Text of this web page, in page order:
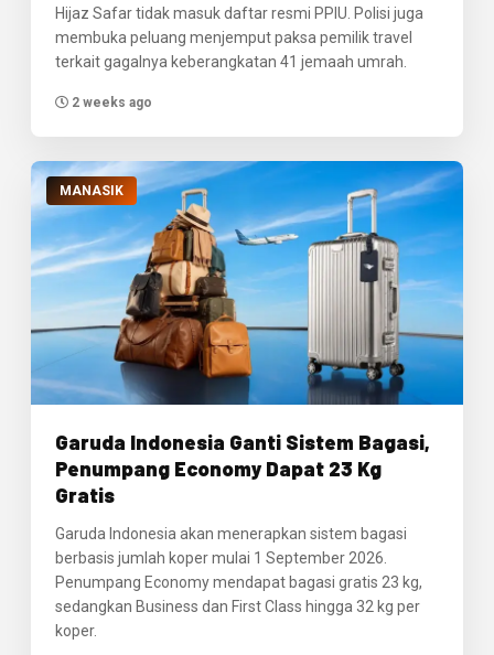
Hijaz Safar tidak masuk daftar resmi PPIU. Polisi juga
membuka peluang menjemput paksa pemilik travel
terkait gagalnya keberangkatan 41 jemaah umrah.
2 weeks ago
MANASIK
Garuda Indonesia Ganti Sistem Bagasi,
Penumpang Economy Dapat 23 Kg
Gratis
Garuda Indonesia akan menerapkan sistem bagasi
berbasis jumlah koper mulai 1 September 2026.
Penumpang Economy mendapat bagasi gratis 23 kg,
sedangkan Business dan First Class hingga 32 kg per
koper.